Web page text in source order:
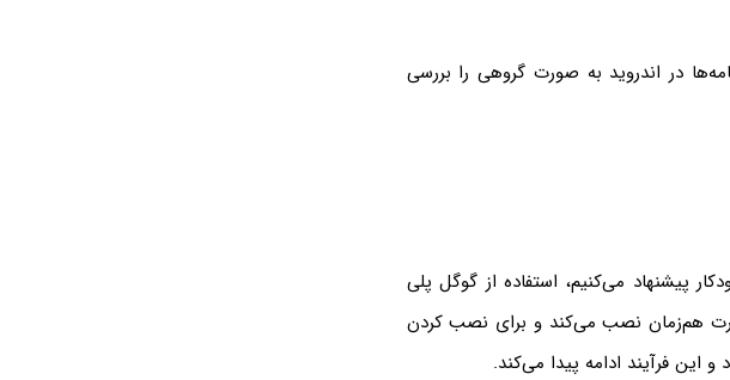
در اندروید به صورت گروهی را بررسی
پیشنهاد می‌کنیم، استفاده از گوگل پلی
پلی ۲ اپلیکیشن را به صورت هم‌زمان نصب می‌کند و برای نصب کردن